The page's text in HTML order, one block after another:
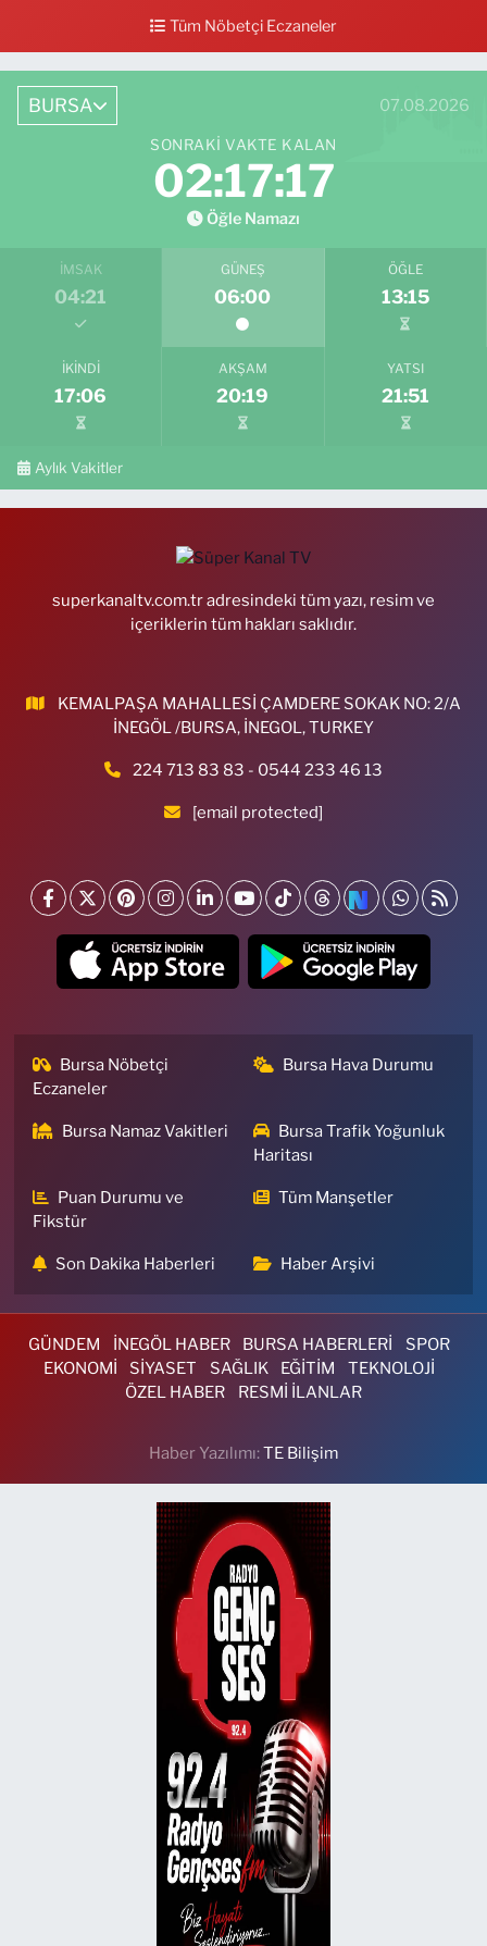
Tüm Nöbetçi Eczaneler
BURSA 07.08.2026
SONRAKI VAKTE KALAN
02:17:16
Öğle Namazı
İMSAK
04:21
GÜNEŞ
06:00
ÖĞLE
13:15
İKINDI
17:06
AKŞAM
20:19
YATSI
21:51
Aylık Vakitler
superkanaltv.com.tr adresindeki tüm yazı, resim ve
içeriklerin tüm hakları saklıdır.
KEMALPAŞA MAHALLESİ ÇAMDERE SOKAK NO: 2/A
İNEGÖL /BURSA, İNEGOL, TURKEY
224 713 83 83 - 0544 233 46 13
[email protected]
Bursa Nöbetçi
Eczaneler
Bursa Hava Durumu
Bursa Namaz Vakitleri
Bursa Trafik Yoğunluk
Haritası
Puan Durumu ve
Fikstür
Tüm Manşetler
Son Dakika Haberleri Haber Arşivi
GÜNDEM İNEGÖL HABER BURSA HABERLERİ
SPOR
EKONOMİ
SİYASET SAĞLIK EĞİTİM
TEKNOLOJİ
ÖZEL HABER
RESMİ İLANLAR
Haber Yazılımı:TE Bilişim